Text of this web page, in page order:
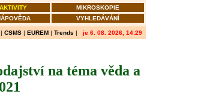
AKTIVITY
MIKROSKOPIE
VYHLEDÁVÁNÍ
| CSMS | EUREM | Trends | je 6. 08. 2026, 14:29
na téma věda a